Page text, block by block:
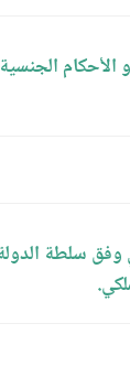
الأحكام
وفق سلطة